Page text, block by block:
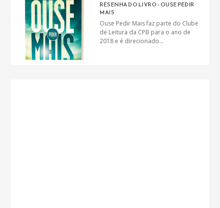
RESENHA DO LIVRO - OUSE PEDIR
MAIS
Ouse Pedir Mais faz parte do Clube
de Leitura da CPB para o ano de
2018 e é direcionado...